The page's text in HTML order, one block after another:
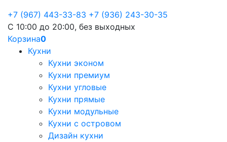
+7 (967) 443-33-83 +7 (936) 243-30-35
С 10:00 до 20:00, без выходных
Корзина0
Кухни
Кухни эконом
Кухни премиум
Кухни угловые
Кухни прямые
Кухни модульные
Кухни с островом
Дизайн кухни